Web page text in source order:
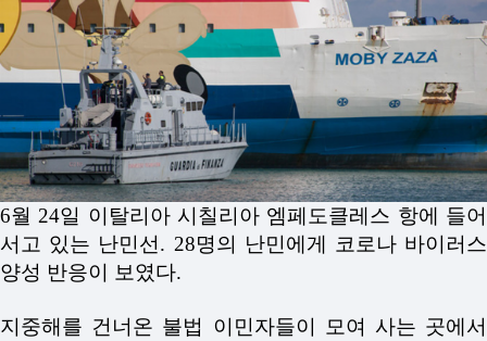
6월 24일 이탈리아 시칠리아 엠페도클레스 항에 들어
서고 있는 난민선. 28명의 난민에게 코로나 바이러스
양성 반응이 보였다.
지중해를 건너온 불법 이민자들이 모여 사는 곳에서